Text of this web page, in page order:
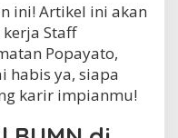
ini! Artikel ini akan
Staff
Popayato,
habis ya, siapa
karir impianmu!